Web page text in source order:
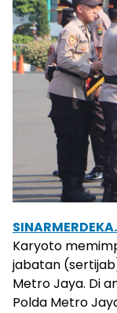
Karyoto
jabatan
Metro Jaya. Di
Polda Metro